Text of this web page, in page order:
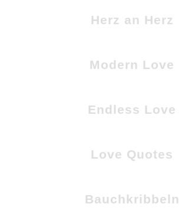
Herz an Herz
Modern Love
Endless Love
Love Quotes
Bauchkribbeln